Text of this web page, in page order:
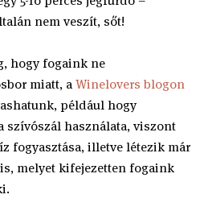
nem veszít, sőt!
hogy fogaink ne
miatt, aWinelovers blogon
például hogy
szívószál használata, viszont
fogyasztása, illetve létezik már
is, melyet kifejezetten fogaink